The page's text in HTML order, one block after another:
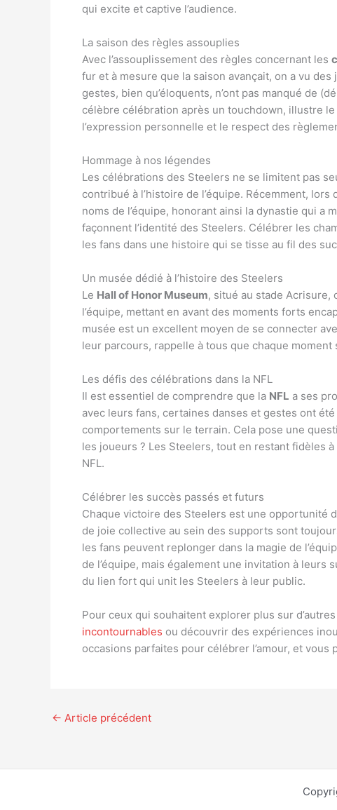
qui excite et captive l’audience.
La saison des règles assouplies
Avec l’assouplissement des règles concernant les
fur et à mesure que la saison avançait, on a vu
gestes, bien qu’éloquents, n’ont pas manqué de
célèbre célébration après un touchdown, illustre
l’expression personnelle et le respect des
Hommage à nos légendes
Les célébrations des Steelers ne se limitent pas
contribué à l’histoire de l’équipe. Récemment,
noms de l’équipe, honorant ainsi la dynastie qui a
façonnent l’identité des Steelers. Célébrer les
les fans dans une histoire qui se tisse au fil des
Un musée dédié à l’histoire des Steelers
Le Hall of Honor Museum, situé au stade Acrisure,
l’équipe, mettant en avant des moments forts
musée est un excellent moyen de se connecter
leur parcours, rappelle à tous que chaque
Les défis des célébrations dans la NFL
Il est essentiel de comprendre que la NFL a ses
avec leurs fans, certaines danses et gestes ont
comportements sur le terrain. Cela pose une
les joueurs ? Les Steelers, tout en restant fidèles
NFL.
Célébrer les succès passés et futurs
Chaque victoire des Steelers est une opportunité
de joie collective au sein des supports sont
les fans peuvent replonger dans la magie de
de l’équipe, mais également une invitation à
du lien fort qui unit les Steelers à leur public.
Pour ceux qui souhaitent explorer plus sur
incontournables ou découvrir des expériences
occasions parfaites pour célébrer l’amour, et
← Article précédent